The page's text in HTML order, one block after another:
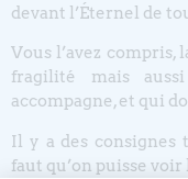
devant l’Éternel de
Vous l’avez compris,
fragilité mais
accompagne, et qui
Il y a des consignes
faut qu’on puisse